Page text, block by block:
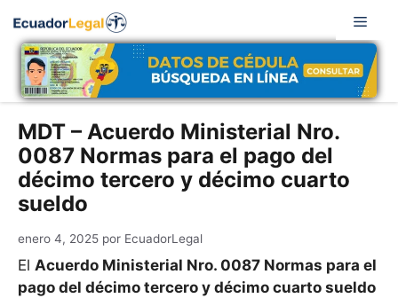
contenido
MDT – Acuerdo Ministerial Nro.
0087 Normas para el pago del
décimo tercero y décimo cuarto
sueldo
enero 4, 2025 por EcuadorLegal
El Acuerdo Ministerial Nro. 0087 Normas para el
pago del décimo tercero y décimo cuarto sueldo